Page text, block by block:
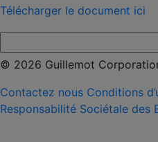
Télécharger le document ici
© 2026 Guillemot
Contactez nous Conditions
Responsabilité Sociétale des